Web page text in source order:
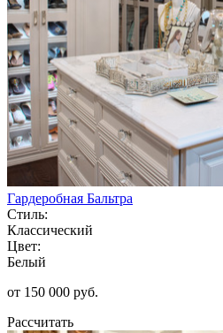
Гардеробная Бальтра
Стиль:
Классический
Цвет:
Белый
от 150 000 руб.
Рассчитать